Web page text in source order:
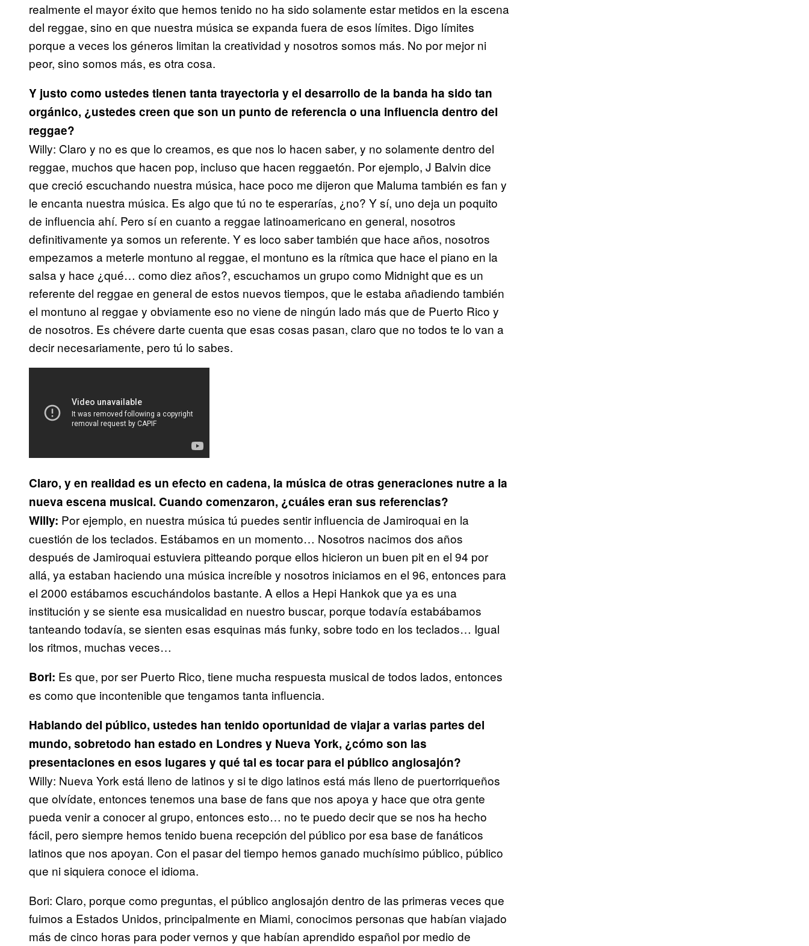
realmente el mayor éxito que hemos tenido no ha sido solamente estar metidos en la escena
del reggae, sino en que nuestra música se expanda fuera de esos límites. Digo límites
porque a veces los géneros limitan la creatividad y nosotros somos más. No por mejor ni
peor, sino somos más, es otra cosa.
Y justo como ustedes tienen tanta trayectoria y el desarrollo de la banda ha sido tan
orgánico, ¿ustedes creen que son un punto de referencia o una influencia dentro del
reggae?
Willy: Claro y no es que lo creamos, es que nos lo hacen saber, y no solamente dentro del
reggae, muchos que hacen pop, incluso que hacen reggaetón. Por ejemplo, J Balvin dice
que creció escuchando nuestra música, hace poco me dijeron que Maluma también es fan y
le encanta nuestra música. Es algo que tú no te esperarías, ¿no? Y sí, uno deja un poquito
de influencia ahí. Pero sí en cuanto a reggae latinoamericano en general, nosotros
definitivamente ya somos un referente. Y es loco saber también que hace años, nosotros
empezamos a meterle montuno al reggae, el montuno es la rítmica que hace el piano en la
salsa y hace ¿qué… como diez años?, escuchamos un grupo como Midnight que es un
referente del reggae en general de estos nuevos tiempos, que le estaba añadiendo también
el montuno al reggae y obviamente eso no viene de ningún lado más que de Puerto Rico y
de nosotros. Es chévere darte cuenta que esas cosas pasan, claro que no todos te lo van a
decir necesariamente, pero tú lo sabes.
Claro, y en realidad es un efecto en cadena, la música de otras generaciones nutre a la
nueva escena musical. Cuando comenzaron, ¿cuáles eran sus referencias?
Willy: Por ejemplo, en nuestra música tú puedes sentir influencia de Jamiroquai en la
cuestión de los teclados. Estábamos en un momento… Nosotros nacimos dos años
después de Jamiroquaiestuviera pitteando porque ellos hicieron un buen pit en el 94 por
allá, ya estaban haciendo una música increíble y nosotros iniciamos en el 96, entonces para
el 2000 estábamos escuchándolos bastante. A ellos a Hepi Hankok que ya es una
institución y se siente esa musicalidad en nuestro buscar, porque todavía estabábamos
tanteando todavía, se sienten esas esquinas más funky, sobre todo en los teclados… Igual
los ritmos, muchas veces…
Bori: Es que, por ser Puerto Rico, tiene mucha respuesta musical de todos lados, entonces
es como que incontenible que tengamos tanta influencia.
Hablando del público, ustedes han tenido oportunidad de viajar a varias partes del
mundo, sobretodo han estado en Londres y Nueva York, ¿cómo son las
presentaciones en esos lugares y qué tal es tocar para el público anglosajón?
Willy: Nueva York está lleno de latinos y si te digo latinos está más lleno de puertorriqueños
que olvídate, entonces tenemos una base de fans que nos apoya y hace que otra gente
pueda venir a conocer al grupo, entonces esto… no te puedo decir que se nos ha hecho
fácil, pero siempre hemos tenido buena recepción del público por esa base de fanáticos
latinos que nos apoyan. Con el pasar del tiempo hemos ganado muchísimo público, público
que ni siquiera conoce el idioma.
Bori: Claro, porque como preguntas, el público anglosajón dentro de las primeras veces que
fuimos a Estados Unidos, principalmente en Miami, conocimos personas que habían viajado
más de cinco horas para poder vernos y que habían aprendido español por medio de